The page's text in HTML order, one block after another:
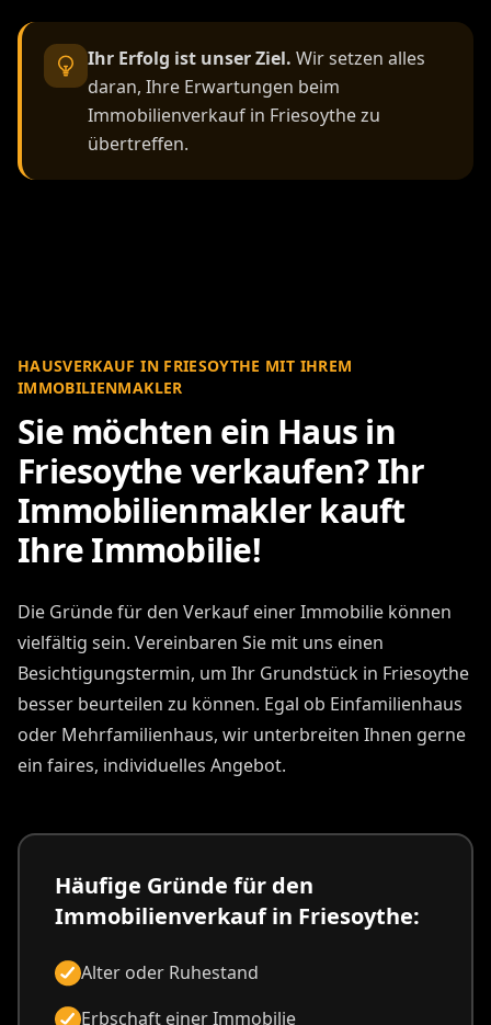
Ihr Erfolg ist unser Ziel. Wir setzen alles
daran, Ihre Erwartungen beim
Immobilienverkauf in Friesoythe zu
übertreffen.
HAUSVERKAUF IN FRIESOYTHE MIT IHREM
IMMOBILIENMAKLER
Sie möchten ein Haus in
Friesoythe verkaufen? Ihr
Immobilienmakler kauft
Ihre Immobilie!
Die Gründe für den Verkauf einer Immobilie können
vielfältig sein. Vereinbaren Sie mit uns einen
Besichtigungstermin, um Ihr Grundstück in Friesoythe
besser beurteilen zu können. Egal ob Einfamilienhaus
oder Mehrfamilienhaus, wir unterbreiten Ihnen gerne
ein faires, individuelles Angebot.
Häufige Gründe für den
Immobilienverkauf in Friesoythe:
Alter oder Ruhestand
Erbschaft einer Immobilie